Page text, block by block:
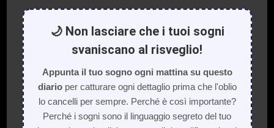
🌙 Non lasciare che i tuoi sogni
svaniscano al risveglio!
Appunta il tuo sogno ogni mattina su questo
diarioper catturare ogni dettaglio prima che l'oblio
lo cancelli per sempre. Perché è così importante?
Perché i sogni sono il linguaggio segreto del tuo